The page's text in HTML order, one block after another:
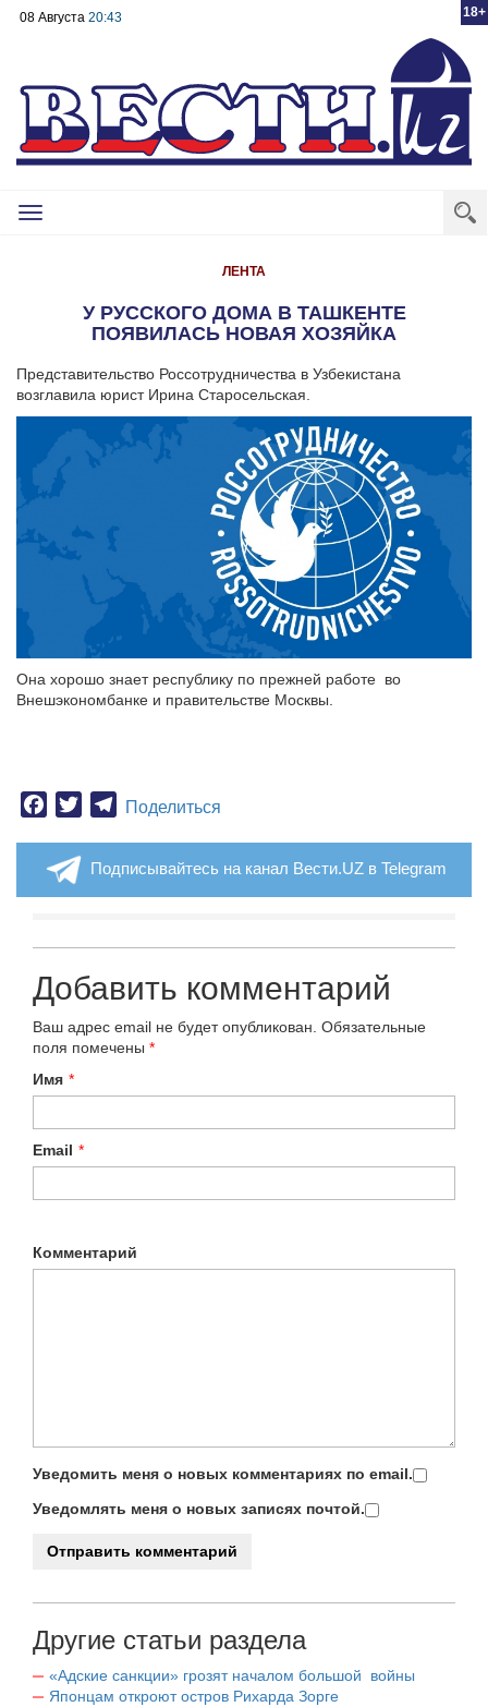
18+
08 Августа 20:43
Toggle
ЛЕНТА
У РУССКОГО ДОМА В ТАШКЕНТЕ
ПОЯВИЛАСЬ НОВАЯ ХОЗЯЙКА
Представительство Россотрудничества в Узбекистана
возглавила юрист Ирина Старосельская.
Она хорошо знает республику по прежней работе во
Внешэкономбанке и правительстве Москвы.
Facebook
TwitterTelegram
Поделиться
Подписывайтесь на канал Вести.UZ в Telegram
Добавить комментарий
Ваш адрес email не будет опубликован. Обязательные
поля помечены *
Имя *
Email *
Комментарий
Уведомить меня о новых комментариях по email.
Уведомлять меня о новых записях почтой.
Другие статьи раздела
«Адские санкции» грозят началом большой войны
Японцам откроют остров Рихарда Зорге